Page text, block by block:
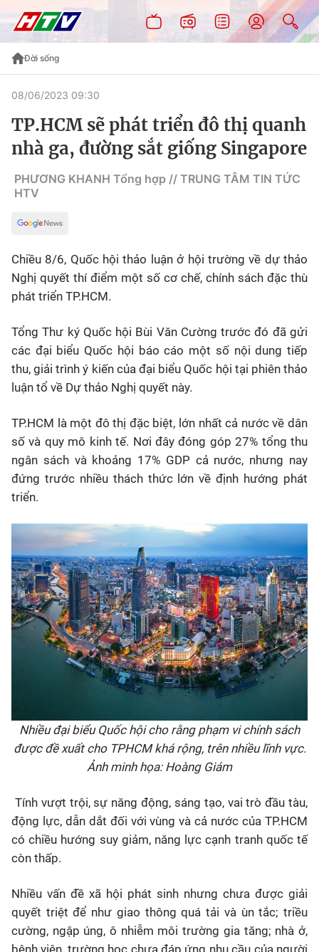
Đời sống
08/06/2023 09:30
TP.HCM sẽ phát triển đô thị quanh
nhà ga, đường sắt giống Singapore
PHƯƠNG KHANH Tổng hợp // TRUNG TÂM TIN TỨC
HTV
Chiều 8/6, Quốc hội thảo luận ở hội trường về dự thảo
Nghị quyết thí điểm một số cơ chế, chính sách đặc thù
phát triển TP.HCM.
Tổng Thư ký Quốc hội Bùi Văn Cường trước đó đã gửi
các đại biểu Quốc hội báo cáo một số nội dung tiếp
thu, giải trình ý kiến của đại biểu Quốc hội tại phiên thảo
luận tổ về Dự thảo Nghị quyết này.
TP.HCM là một đô thị đặc biệt, lớn nhất cả nước về dân
số và quy mô kinh tế. Nơi đây đóng góp 27% tổng thu
ngân sách và khoảng 17% GDP cả nước, nhưng nay
đứng trước nhiều thách thức lớn về định hướng phát
triển.
Nhiều đại biểu Quốc hội cho rằng phạm vi chính sách
được đề xuất cho TPHCM khá rộng, trên nhiều lĩnh vực.
Ảnh minh họa: Hoàng Giám
Tính vượt trội, sự năng động, sáng tạo, vai trò đầu tàu,
động lực, dẫn dắt đối với vùng và cả nước của TP.HCM
có chiều hướng suy giảm, năng lực cạnh tranh quốc tế
còn thấp.
Nhiều vấn đề xã hội phát sinh nhưng chưa được giải
quyết triệt để như giao thông quá tải và ùn tắc; triều
cường, ngập úng, ô nhiễm môi trường gia tăng; nhà ở,